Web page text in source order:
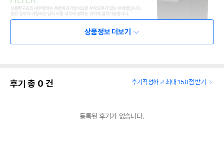
상품정보 더보기
후기 총 0 건 후기작성하고 최대 150점 받기
등록된 후기가 없습니다.